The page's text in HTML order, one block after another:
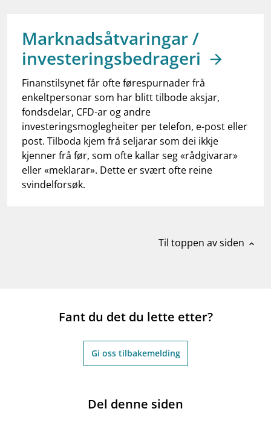
dashboardInformasjon for investorer
notifications_noneAbonner på nyhetsvarsel
Marknadsåtvaringar /
investeringsbedrageri
Finanstilsynet får ofte førespurnader frå
enkeltpersonar som har blitt tilbode aksjar,
fondsdelar, CFD-ar og andre
investeringsmoglegheiter per telefon, e-post eller
post. Tilboda kjem frå seljarar som dei ikkje
kjenner frå før, som ofte kallar seg «rådgivarar»
eller «meklarar». Dette er svært ofte reine
svindelforsøk.
Til toppen av siden expand_less
Fant du det du lette etter?
Gi oss tilbakemelding
Del denne siden